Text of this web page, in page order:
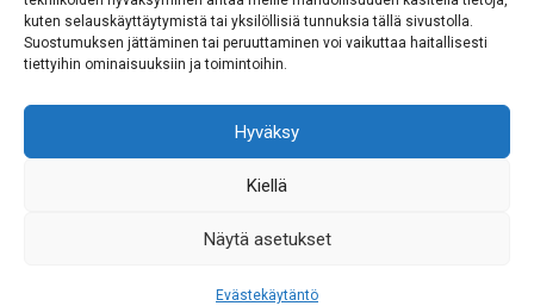
kuten selauskäyttäytymistä tai yksilöllisiä tunnuksia tällä sivustolla.
Suostumuksen jättäminen tai peruuttaminen voi vaikuttaa haitallisesti
tiettyihin ominaisuuksiin ja toimintoihin.
Hyväksy
Kiellä
Näytä asetukset
Evästekäytäntö
99870 Inari
Löydät meidät myös somesta!
Instagram
Facebook